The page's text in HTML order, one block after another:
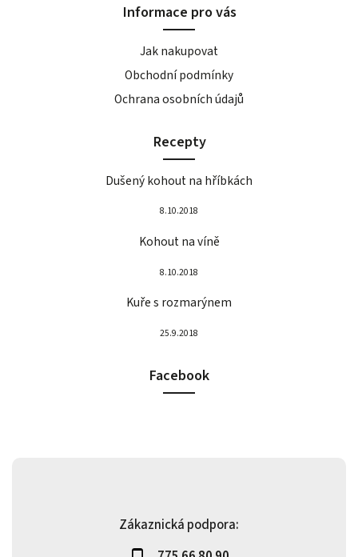
Zákaznická podpora:
Informace pro vás
Jak nakupovat
Obchodní podmínky
Ochrana osobních údajů
Recepty
Dušený kohout na hříbkách
8.10.2018
Kohout na víně
8.10.2018
Kuře s rozmarýnem
25.9.2018
Facebook